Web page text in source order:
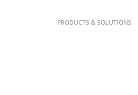
PRODUCTS & SOLUTIONS